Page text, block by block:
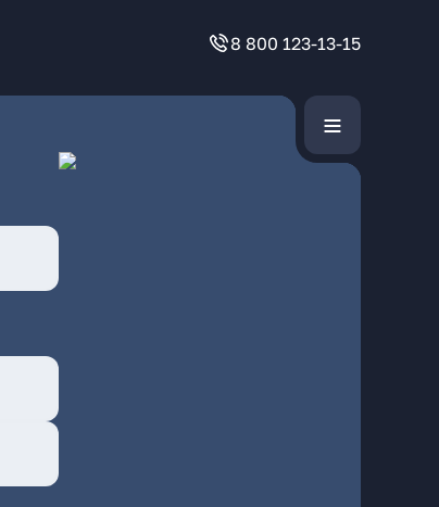
8 800 123-13-15